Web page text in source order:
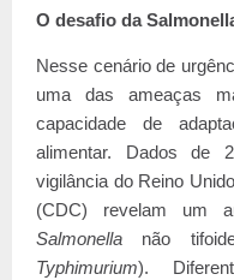
O desafio da
Nesse cenário de
uma das ameaças
capacidade de
alimentar. Dados de
vigilância do Reino
(CDC) revelam um
Salmonella não
Typhimurium).